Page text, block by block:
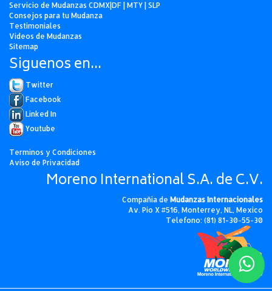
Servicio de Mudanzas CDMX|DF | MTY | SLP
Consejos para tu Mudanza
Testimoniales
Videos de Mudanzas
Sitemap
Siguenos en...
Twitter
Facebook
Linked In
Youtube
Terminos y Condiciones
Aviso de Privacidad
Moreno International S.A. de C.V.
Compañia de Mudanzas Internacionales
Av. Pio X #516, Monterrey, NL, Mexico
Telefono: (81) 81-30-55-30